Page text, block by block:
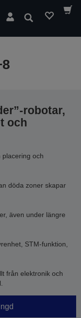
Sök
robotar,
och
placering och
döda zoner skapar
även under längre
STM-funktion,
från elektronik och